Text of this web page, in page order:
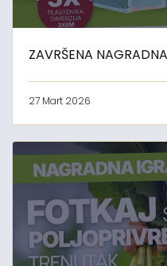
ZAVRŠENA
27 Mart 2026